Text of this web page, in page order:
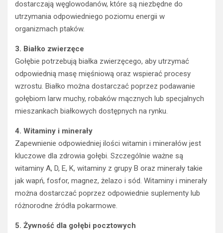
dostarczają węglowodanów, które są niezbędne do
utrzymania odpowiedniego poziomu energii w
organizmach ptaków.
3. Białko zwierzęce
Gołębie potrzebują białka zwierzęcego, aby utrzymać
odpowiednią masę mięśniową oraz wspierać procesy
wzrostu. Białko można dostarczać poprzez podawanie
gołębiom larw muchy, robaków mącznych lub specjalnych
mieszankach białkowych dostępnych na rynku.
4. Witaminy i minerały
Zapewnienie odpowiedniej ilości witamin i minerałów jest
kluczowe dla zdrowia gołębi. Szczególnie ważne są
witaminy A, D, E, K, witaminy z grupy B oraz minerały takie
jak wapń, fosfor, magnez, żelazo i sód. Witaminy i minerały
można dostarczać poprzez odpowiednie suplementy lub
różnorodne źródła pokarmowe.
5. Żywność dla gołębi pocztowych